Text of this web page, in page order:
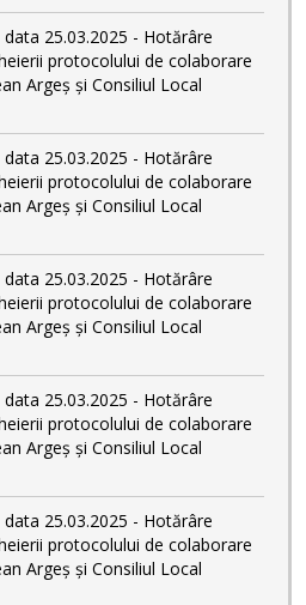
25.03.2025 - Hotărâre
protocolului de colaborare
Argeș și Consiliul Local
25.03.2025 - Hotărâre
protocolului de colaborare
Argeș și Consiliul Local
25.03.2025 - Hotărâre
protocolului de colaborare
Argeș și Consiliul Local
25.03.2025 - Hotărâre
protocolului de colaborare
Argeș și Consiliul Local
25.03.2025 - Hotărâre
protocolului de colaborare
Argeș și Consiliul Local